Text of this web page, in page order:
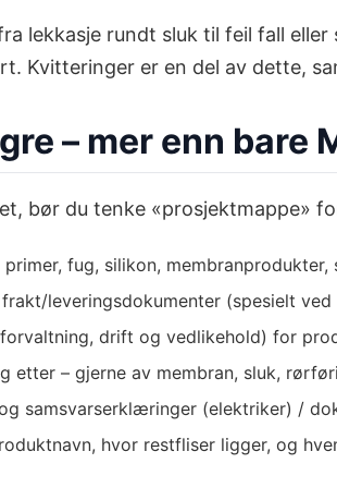
lekkasje rundt sluk til feil fall
Kvitteringer er en del av dette,
– mer enn
bør du tenke «prosjektmappe»
primer, fug, silikon,
leveringsdokumenter (spesielt
drift og vedlikehold) for
etter – gjerne av membran, sluk,
samsvarserklæringer (elektriker) /
hvor restfliser ligger, og